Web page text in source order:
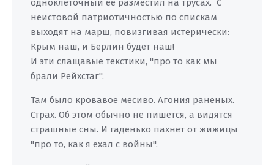
одноклеточный ее разместил на трусах. С
неистовой патриотичностью по спискам
выходят на марш, повизгивая истерически:
Крым наш, и Берлин будет наш!
И эти слащавые текстики, "про то как мы
брали Рейхстаг".
Там было кровавое месиво. Агония раненых.
Страх. Об этом обычно не пишется, а видятся
страшные сны. И гаденько пахнет от жижицы
"про то, как я ехал с войны".